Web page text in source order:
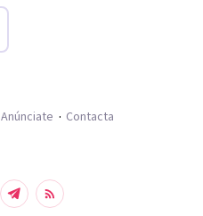
Anúnciate Contacta